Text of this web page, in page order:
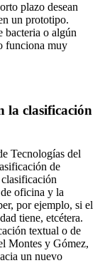
plazo desean
un prototipo.
bacteria o algún
funciona muy
la clasificación
Tecnologías del
de
oficina y la
por ejemplo, si el
tiene, etcétera.
textual o de
Montes y Gómez,
un nuevo